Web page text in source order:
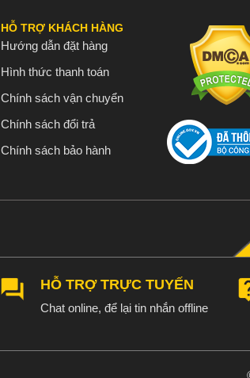
HỖ TRỢ KHÁCH HÀNG
Hướng dẫn đặt hàng
Hình thức thanh toán
Chính sách vận chuyển
Chính sách đổi trả
Chính sách bảo hành
HỖ TRỢ TRỰC TUYẾN
Chat online, để lại tin nhắn offline